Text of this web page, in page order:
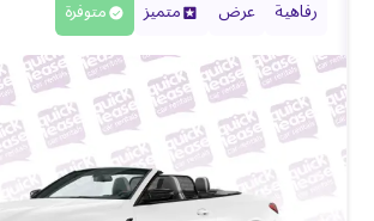
رفاهية عرض متميز متوفرة